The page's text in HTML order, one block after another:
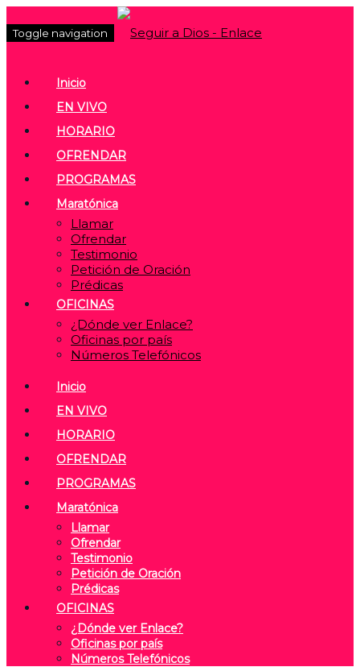
Toggle navigation
Inicio
EN VIVO
HORARIO
OFRENDAR
PROGRAMAS
Maratónica
Llamar
Ofrendar
Testimonio
Petición de Oración
Prédicas
OFICINAS
¿Dónde ver Enlace?
Oficinas por país
Números Telefónicos
Inicio
EN VIVO
HORARIO
OFRENDAR
PROGRAMAS
Maratónica
Llamar
Ofrendar
Testimonio
Petición de Oración
Prédicas
OFICINAS
¿Dónde ver Enlace?
Oficinas por país
Números Telefónicos